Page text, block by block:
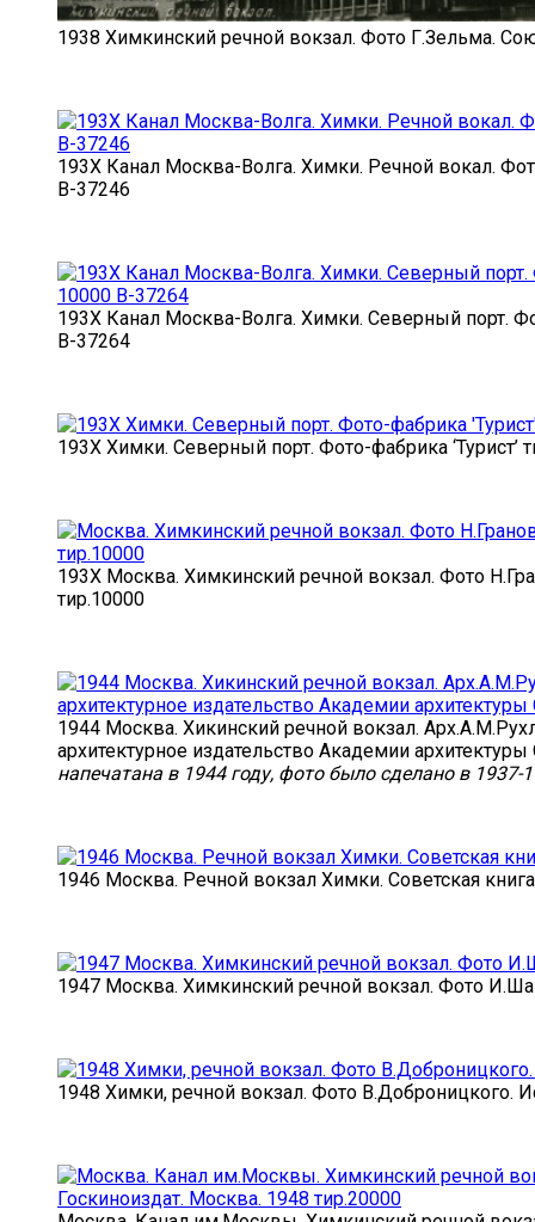
1938 Химкинский речной вокзал. Фото Г.Зельма.
193X Канал Москва-Волга. Химки. Речной вокал.
В-37246
193X Канал Москва-Волга. Химки. Северный порт.
В-37264
193X Химки. Северный порт. Фото-фабрика ‘Турист’
193X Москва. Химкинский речной вокзал. Фото
тир.10000
1944 Москва. Хикинский речной вокзал.
архитектурное издательство Академии
напечатана в 1944 году, фото было сделано в 1937-
1946 Москва. Речной вокзал Химки. Советская
1947 Москва. Химкинский речной вокзал. Фото
1948 Химки, речной вокзал. Фото В.Доброницкого.